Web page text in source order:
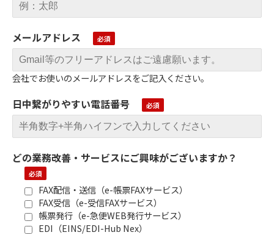
メールアドレス
会社でお使いのメールアドレスをご記入ください。
日中繋がりやすい電話番号
どの業務改善・サービスにご興味がございますか？
FAX配信・送信（e-帳票FAXサービス）
FAX受信（e-受信FAXサービス）
帳票発行（e-急便WEB発行サービス）
EDI（EINS/EDI-Hub Nex）